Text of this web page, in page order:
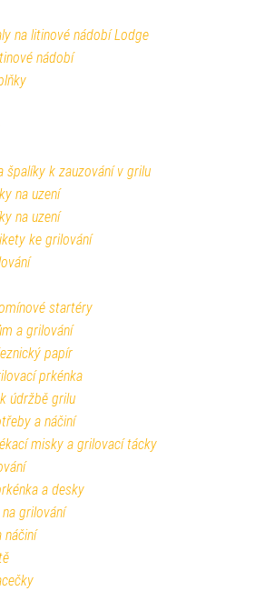
na litinové nádobí Lodge
nádobí
špalíky k zauzování v grilu
na uzení
na uzení
ke grilování
startéry
a grilování
papír
prkénka
údržbě grilu
a náčiní
misky a grilovací tácky
a desky
grilování
náčiní